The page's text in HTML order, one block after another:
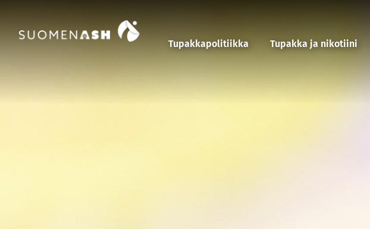
Siirry sisältöön
Tupakkapolitiikka Tupakka ja nikotiini